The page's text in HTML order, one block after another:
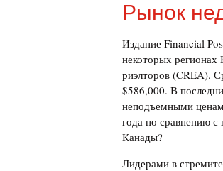
Рынок
Издание Financial
некоторых
риэлторов (CREA).
$586,000. В
неподъемными
года по сравнению
Канады?
Лидерами в